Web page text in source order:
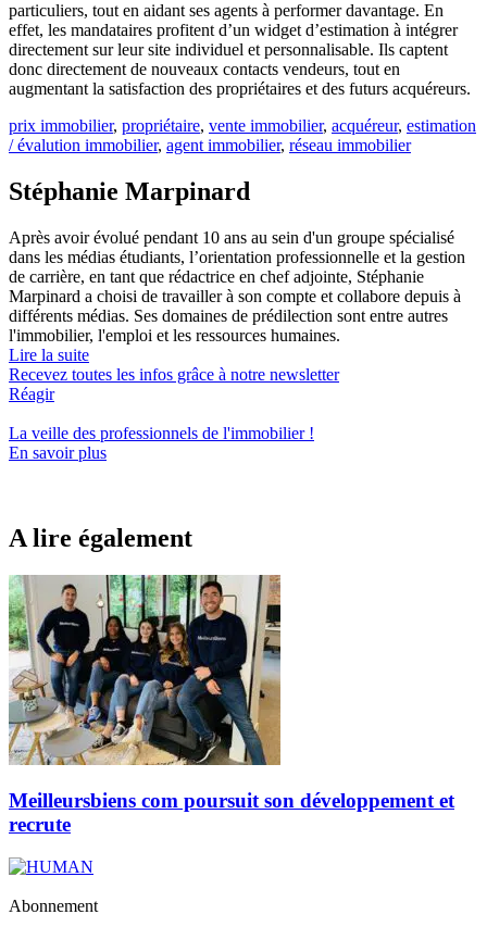
particuliers, tout en aidant ses agents à performer davantage. En
effet, les mandataires profitent d’un widget d’estimation à intégrer
directement sur leur site individuel et personnalisable. Ils captent
donc directement de nouveaux contacts vendeurs, tout en
augmentant la satisfaction des propriétaires et des futurs acquéreurs.
prix immobilier, propriétaire, vente immobilier, acquéreur, estimation
/ évalution immobilier, agent immobilier, réseau immobilier
Stéphanie Marpinard
Après avoir évolué pendant 10 ans au sein d'un groupe spécialisé
dans les médias étudiants, l’orientation professionnelle et la gestion
de carrière, en tant que rédactrice en chef adjointe, Stéphanie
Marpinard a choisi de travailler à son compte et collabore depuis à
différents médias. Ses domaines de prédilection sont entre autres
l'immobilier, l'emploi et les ressources humaines.
Lire la suite
Recevez toutes les infos grâce à notre newsletter
Réagir
La veille des professionnels de l'immobilier!
En savoir plus
A lire également
Meilleursbiens com poursuit son développement et
recrute
Abonnement